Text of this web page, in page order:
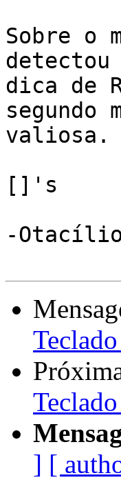
Sobre o
dica de
segundo
valiosa.
[]'s
-
] [